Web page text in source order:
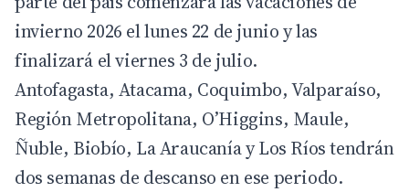
invierno 2026 el lunes 22 de junio y las
finalizará el viernes 3 de julio.
Antofagasta, Atacama, Coquimbo, Valparaíso,
Región Metropolitana, O’Higgins, Maule,
Ñuble, Biobío, La Araucanía y Los Ríos tendrán
dos semanas de descanso en ese periodo.